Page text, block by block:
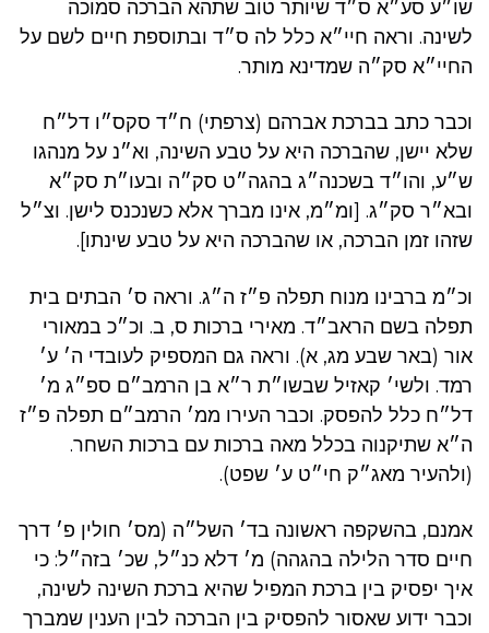
שו״ע סע״א ס״ד שיותר טוב שתהא הברכה סמוכה
לשינה. וראה חיי״א כלל לה ס״ד ובתוספת חיים לשם על
החיי״א סק״ה שמדינא מותר.
וכבר כתב בברכת אברהם (צרפתי) ח״ד סקס״ו דל״ח
שלא יישן, שהברכה היא על טבע השינה, וא״נ על מנהגו
ש״ע, והו״ד בשכנה״ג בהגה״ט סק״ה ובעו״ת סק״א
ובא״ר סק״ג. [ומ״מ, אינו מברך אלא כשנכנס לישן. וצ״ל
שזהו זמן הברכה, או שהברכה היא על טבע שינתו].
וכ״מ ברבינו מנוח תפלה פ״ז ה״ג. וראה ס׳ הבתים בית
תפלה בשם הראב״ד. מאירי ברכות ס, ב. וכ״כ במאורי
אור (באר שבע מג, א). וראה גם המספיק לעובדי ה׳ ע׳
רמד. ולשי׳ קאזיל שבשו״ת ר״א בן הרמב״ם ספ״ג מ׳
דל״ח כלל להפסק. וכבר העירו ממ׳ הרמב״ם תפלה פ״ז
ה״א שתיקנוה בכלל מאה ברכות עם ברכות השחר.
(ולהעיר מאג״ק חי״ט ע׳ שפט).
אמנם, בהשקפה ראשונה בד׳ השל״ה (מס׳ חולין פ׳ דרך
חיים סדר הלילה בהגהה) מ׳ דלא כנ״ל, שכ׳ בזה״ל: כי
איך יפסיק בין ברכת המפיל שהיא ברכת השינה לשינה,
וכבר ידוע שאסור להפסיק בין הברכה לבין הענין שמברך